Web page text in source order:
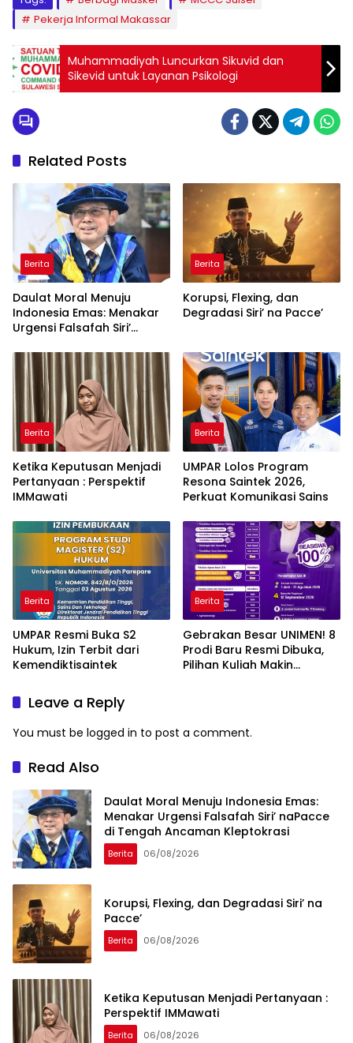
Pekerja Informal Makassar
Muhammadiyah Luncurkan Sikuvid dan
Sikevid untuk Layanan Psikologi
Related Posts
Berita
Daulat Moral Menuju
Indonesia Emas: Menakar
Urgensi Falsafah Siri’
Ancaman Kleptokrasi
Berita
Korupsi, Flexing, dan
Degradasi Siri’ na Pacce’
Berita
Ketika Keputusan Menjadi
Pertanyaan : Perspektif
IMMawati
Berita
UMPAR Lolos Program
Resona Saintek 2026,
Perkuat Komunikasi Sains
Berita
UMPAR Resmi Buka S2
Hukum, Izin Terbit dari
Kemendiktisaintek
Berita
Gebrakan Besar UNIMEN! 8
Prodi Baru Resmi Dibuka,
Pilihan Kuliah Makin
Leave a Reply
You must be logged in to post a comment.
Read Also
Daulat Moral Menuju Indonesia Emas:
Menakar Urgensi Falsafah Siri’ naPacce
di Tengah Ancaman Kleptokrasi
Berita 06/08/2026
Korupsi, Flexing, dan Degradasi Siri’ na
Pacce’
Berita 06/08/2026
Ketika Keputusan Menjadi Pertanyaan :
Perspektif IMMawati
Berita 06/08/2026